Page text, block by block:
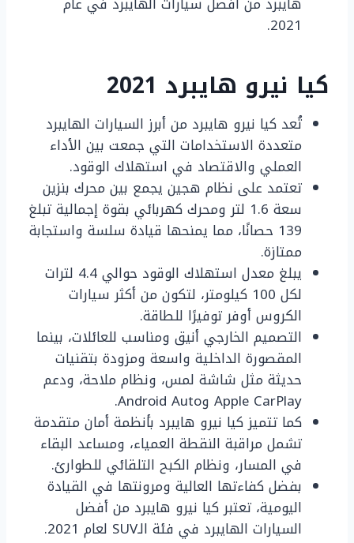
2021.
كيا نيرو هايبرد 2021
تُعد كيا نيرو هايبرد من أبرز السيارات الهايبرد
متعددة الاستخدامات التي جمعت بين الأداء
العملي والاقتصاد في استهلاك الوقود.
تعتمد على نظام هجين يجمع بين محرك بنزين
سعة 1.6 لتر ومحرك كهربائي بقوة إجمالية تبلغ
139 حصانًا، مما يمنحها قيادة سلسة واستجابة
ممتازة.
يبلغ معدل استهلاك الوقود حوالي 4.4 لترات
لكل 100 كيلومتر، لتكون من أكثر سيارات
الكروس أوفر توفيرًا للطاقة.
التصميم الخارجي أنيق ومناسب للعائلات، بينما
المقصورة الداخلية واسعة ومزودة بتقنيات
حديثة مثل شاشة لمس، ونظام ملاحة، ودعم
Apple CarPlay وAndroid Auto.
كما تتميز كيا نيرو هايبرد بأنظمة أمان متقدمة
تشمل مراقبة النقطة العمياء، ومساعد البقاء
في المسار، ونظام الكبح التلقائي للطوارئ.
بفضل كفاءتها العالية ومرونتها في القيادة
اليومية، تعتبر كيا نيرو هايبرد من أفضل
السيارات الهايبرد في فئة الـSUV لعام 2021.